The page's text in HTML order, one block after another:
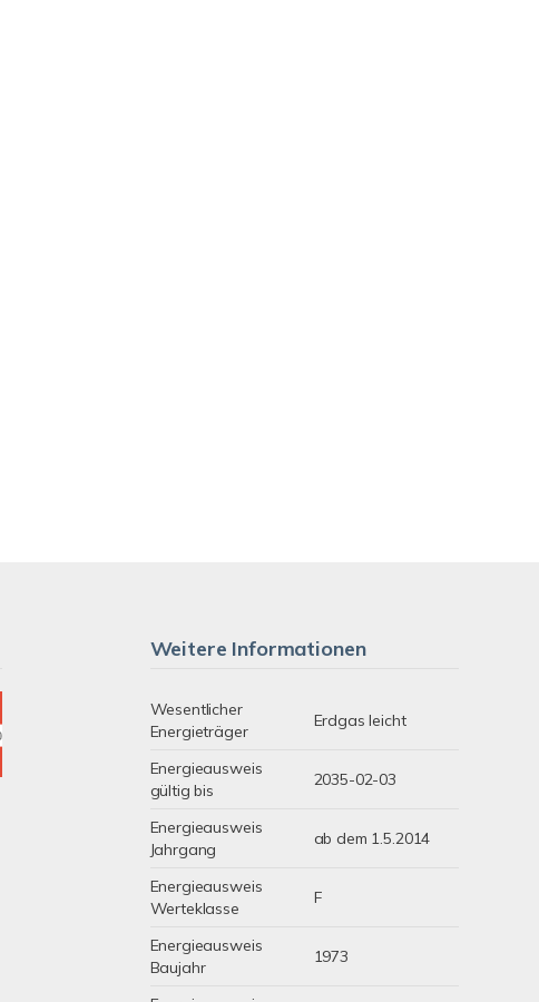
Weitere Informationen
Wesentlicher
Energieträger
Erdgas leicht
Energieausweis
gültig bis
2035-02-03
Energieausweis
Jahrgang
ab dem 1.5.2014
Energieausweis
Werteklasse
F
Energieausweis
Baujahr
1973